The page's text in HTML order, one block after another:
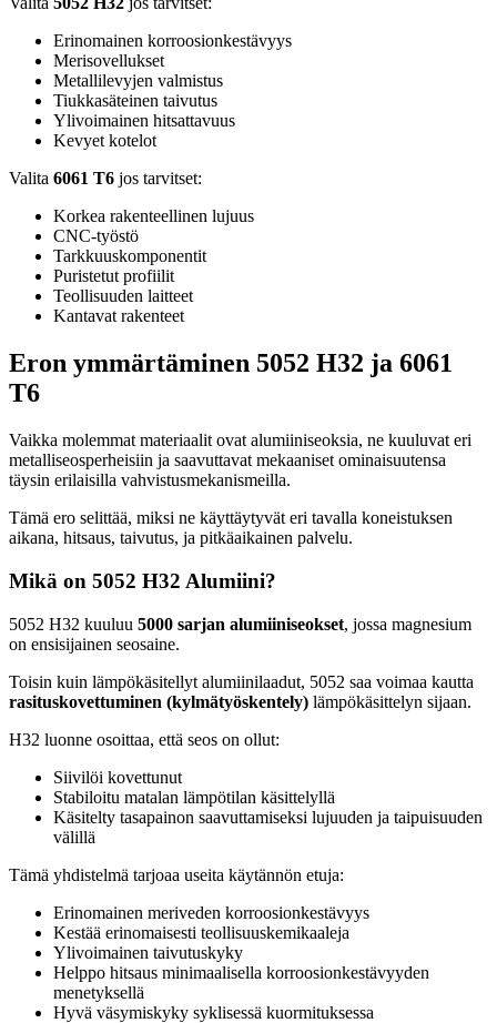
Erinomainen korroosionkestävyys
Merisovellukset
Metallilevyjen valmistus
Tiukkasäteinen taivutus
Ylivoimainen hitsattavuus
Kevyet kotelot
Valita 6061 T6 jos tarvitset:
Korkea rakenteellinen lujuus
CNC-työstö
Tarkkuuskomponentit
Puristetut profiilit
Teollisuuden laitteet
Kantavat rakenteet
Eron ymmärtäminen 5052 H32 ja 6061
T6
Vaikka molemmat materiaalit ovat alumiiniseoksia, ne kuuluvat eri
metalliseosperheisiin ja saavuttavat mekaaniset ominaisuutensa
täysin erilaisilla vahvistusmekanismeilla.
Tämä ero selittää, miksi ne käyttäytyvät eri tavalla koneistuksen
aikana, hitsaus, taivutus, ja pitkäaikainen palvelu.
Mikä on 5052 H32 Alumiini?
5052 H32 kuuluu 5000 sarjan alumiiniseokset, jossa magnesium
on ensisijainen seosaine.
Toisin kuin lämpökäsitellyt alumiinilaadut, 5052 saa voimaa kautta
rasituskovettuminen (kylmätyöskentely) lämpökäsittelyn sijaan.
H32 luonne osoittaa, että seos on ollut:
Siivilöi kovettunut
Stabiloitu matalan lämpötilan käsittelyllä
Käsitelty tasapainon saavuttamiseksi lujuuden ja taipuisuuden
välillä
Tämä yhdistelmä tarjoaa useita käytännön etuja:
Erinomainen meriveden korroosionkestävyys
Kestää erinomaisesti teollisuuskemikaaleja
Ylivoimainen taivutuskyky
Helppo hitsaus minimaalisella korroosionkestävyyden
menetyksellä
Hyvä väsymiskyky syklisessä kuormituksessa